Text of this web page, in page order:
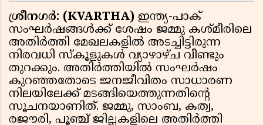
ശ്രീനഗര്‍: (KVARTHA) ഇന്ത്യ-പാക്
സംഘർഷങ്ങൾക്ക് ശേഷം ജമ്മു കശ്മീരിലെ
അതിർത്തി മേഖലകളിൽ അടച്ചിട്ടിരുന്ന
നിരവധി സ്കൂളുകൾ വ്യാഴാഴ്ച വീണ്ടും
തുറക്കും. അതിർത്തിയിൽ സംഘർഷം
കുറഞ്ഞതോടെ ജനജീവിതം സാധാരണ
നിലയിലേക്ക് മടങ്ങിയെത്തുന്നതിൻ്റെ
സൂചനയാണിത്. ജമ്മു, സാംബ, കത്വ,
രജൗരി, പൂഞ്ച് ജില്ലകളിലെ അതിർത്തി